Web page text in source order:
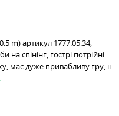
m) артикул 1777.05.34,
спінінг, гострі потрійні
має дуже привабливу гру, її